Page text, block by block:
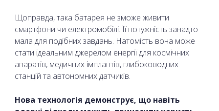
Щоправда, така батарея не зможе живити
смартфони чи електромобілі. Її потужність занадто
мала для подібних завдань. Натомість вона може
стати ідеальним джерелом енергії для космічних
апаратів, медичних імплантів, глибоководних
станцій та автономних датчиків.
Нова технологія демонструє, що навіть